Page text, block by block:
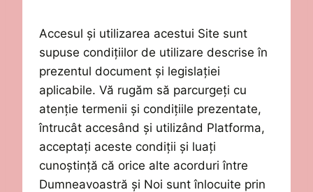
Accesul și utilizarea acestui Site sunt
supuse condițiilor de utilizare descrise în
prezentul document și legislației
aplicabile. Vă rugăm să parcurgeți cu
atenție termenii și condițiile prezentate,
întrucât accesând și utilizând Platforma,
acceptați aceste condiții și luați
cunoștință că orice alte acorduri între
Dumneavoastră și Noi sunt înlocuite prin